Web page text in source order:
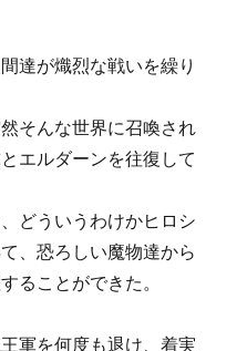
達が熾烈な戦いを繰り
そんな世界に召喚され
エルダーンを往復して
どういうわけかヒロシ
、恐ろしい魔物達から
ることができた。
軍を何度も退け、着実